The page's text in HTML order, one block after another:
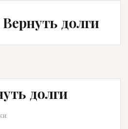
долги
долги